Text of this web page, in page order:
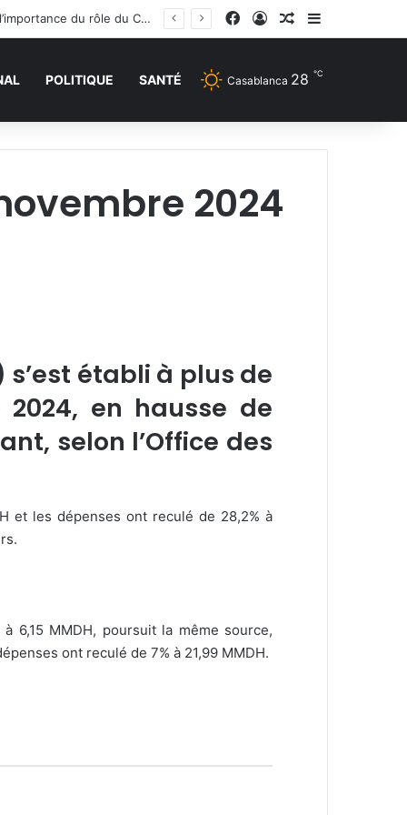
La réunion ministérielle à Amman sur le soutien à Al-Qods et ses lieux saints souligne l’importance du rôle du Comité Al Qods présidé par SM le Roi Facebook
Connexion
Article Aléatoire
Sidebar
POLITIQUE SANTÉ Casablanca 28 ℃
2024
établi à plus de
en hausse de
selon l’Office des
et les dépenses ont reculé de 28,2% à
6,15 MMDH, poursuit la même source,
ont reculé de 7% à 21,99 MMDH.